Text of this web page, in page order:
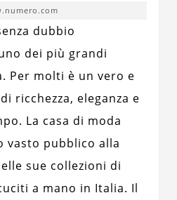
dubbio
dei più grandi
Per molti è un vero e
ricchezza, eleganza e
La casa di moda
vasto pubblico alla
sue collezioni di
a mano in Italia. Il